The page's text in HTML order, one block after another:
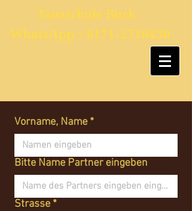
Tanzschule Buck
WhatsApp : 0171-2710430
Vorname, Name *
Bitte Name Partner eingeben
Strasse *